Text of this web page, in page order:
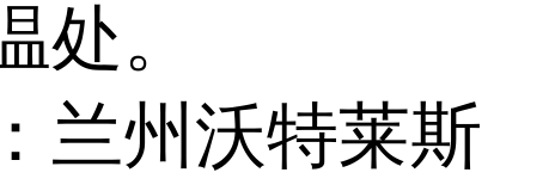
处。
兰州沃特莱斯